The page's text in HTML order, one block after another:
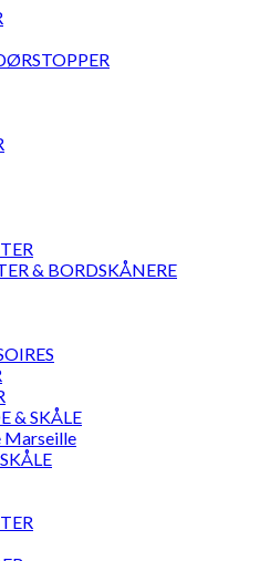
& BORDSKÅNERE
& SKÅLE
Marseille